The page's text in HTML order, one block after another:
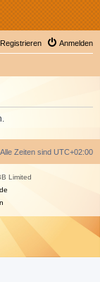
Anmelden
Registrieren
Alle Zeiten sind UTC+02:00
Limited